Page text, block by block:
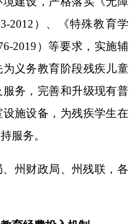
足配齐特殊教育教
校（幼儿园）在绩
生教育教学工作的
适当倾斜。表彰奖
福利机构、残疾儿